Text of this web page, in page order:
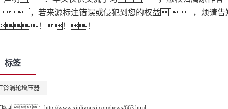
，若来源标注错误或侵犯到您的权益，烦请
！！！
标签
铃涡轮增压器